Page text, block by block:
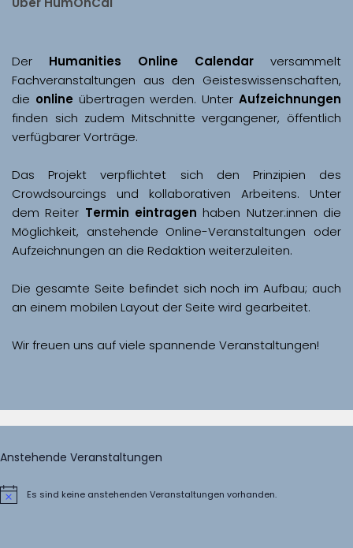
Der Humanities Online Calendar versammelt
Fachveranstaltungen aus den Geisteswissenschaften,
die online übertragen werden. Unter Aufzeichnungen
finden sich zudem Mitschnitte vergangener, öffentlich
Das Projekt verpflichtet sich den Prinzipien des
Crowdsourcings und kollaborativen Arbeitens. Unter
dem Reiter Termin eintragen haben Nutzer:innen die
Möglichkeit, anstehende Online-Veranstaltungen oder
Aufzeichnungen an die Redaktion weiterzuleiten.
Die gesamte Seite befindet sich noch im Aufbau; auch
Wir freuen uns auf viele spannende Veranstaltungen!
Anstehende Veranstaltungen
HinweisEs sind keine anstehenden Veranstaltungen vorhanden.